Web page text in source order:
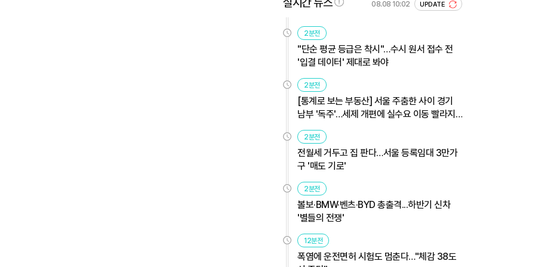
08.08 10:02 UPDATE
2분전
"단순 평균 등급은 착시"…수시 원서 접수 전
'입결 데이터' 제대로 봐야
2분전
[통계로 보는 부동산] 서울 주춤한 사이 경기
남부 '독주'…세제 개편에 실수요 이동 빨라지
나
2분전
전월세 거두고 집 판다…서울 등록임대 3만가
구 '매도 기로'
2분전
볼보·BMW·벤츠·BYD 총출격...하반기 신차
'별들의 전쟁'
12분전
폭염에 운전면허 시험도 멈춘다…"체감 38도